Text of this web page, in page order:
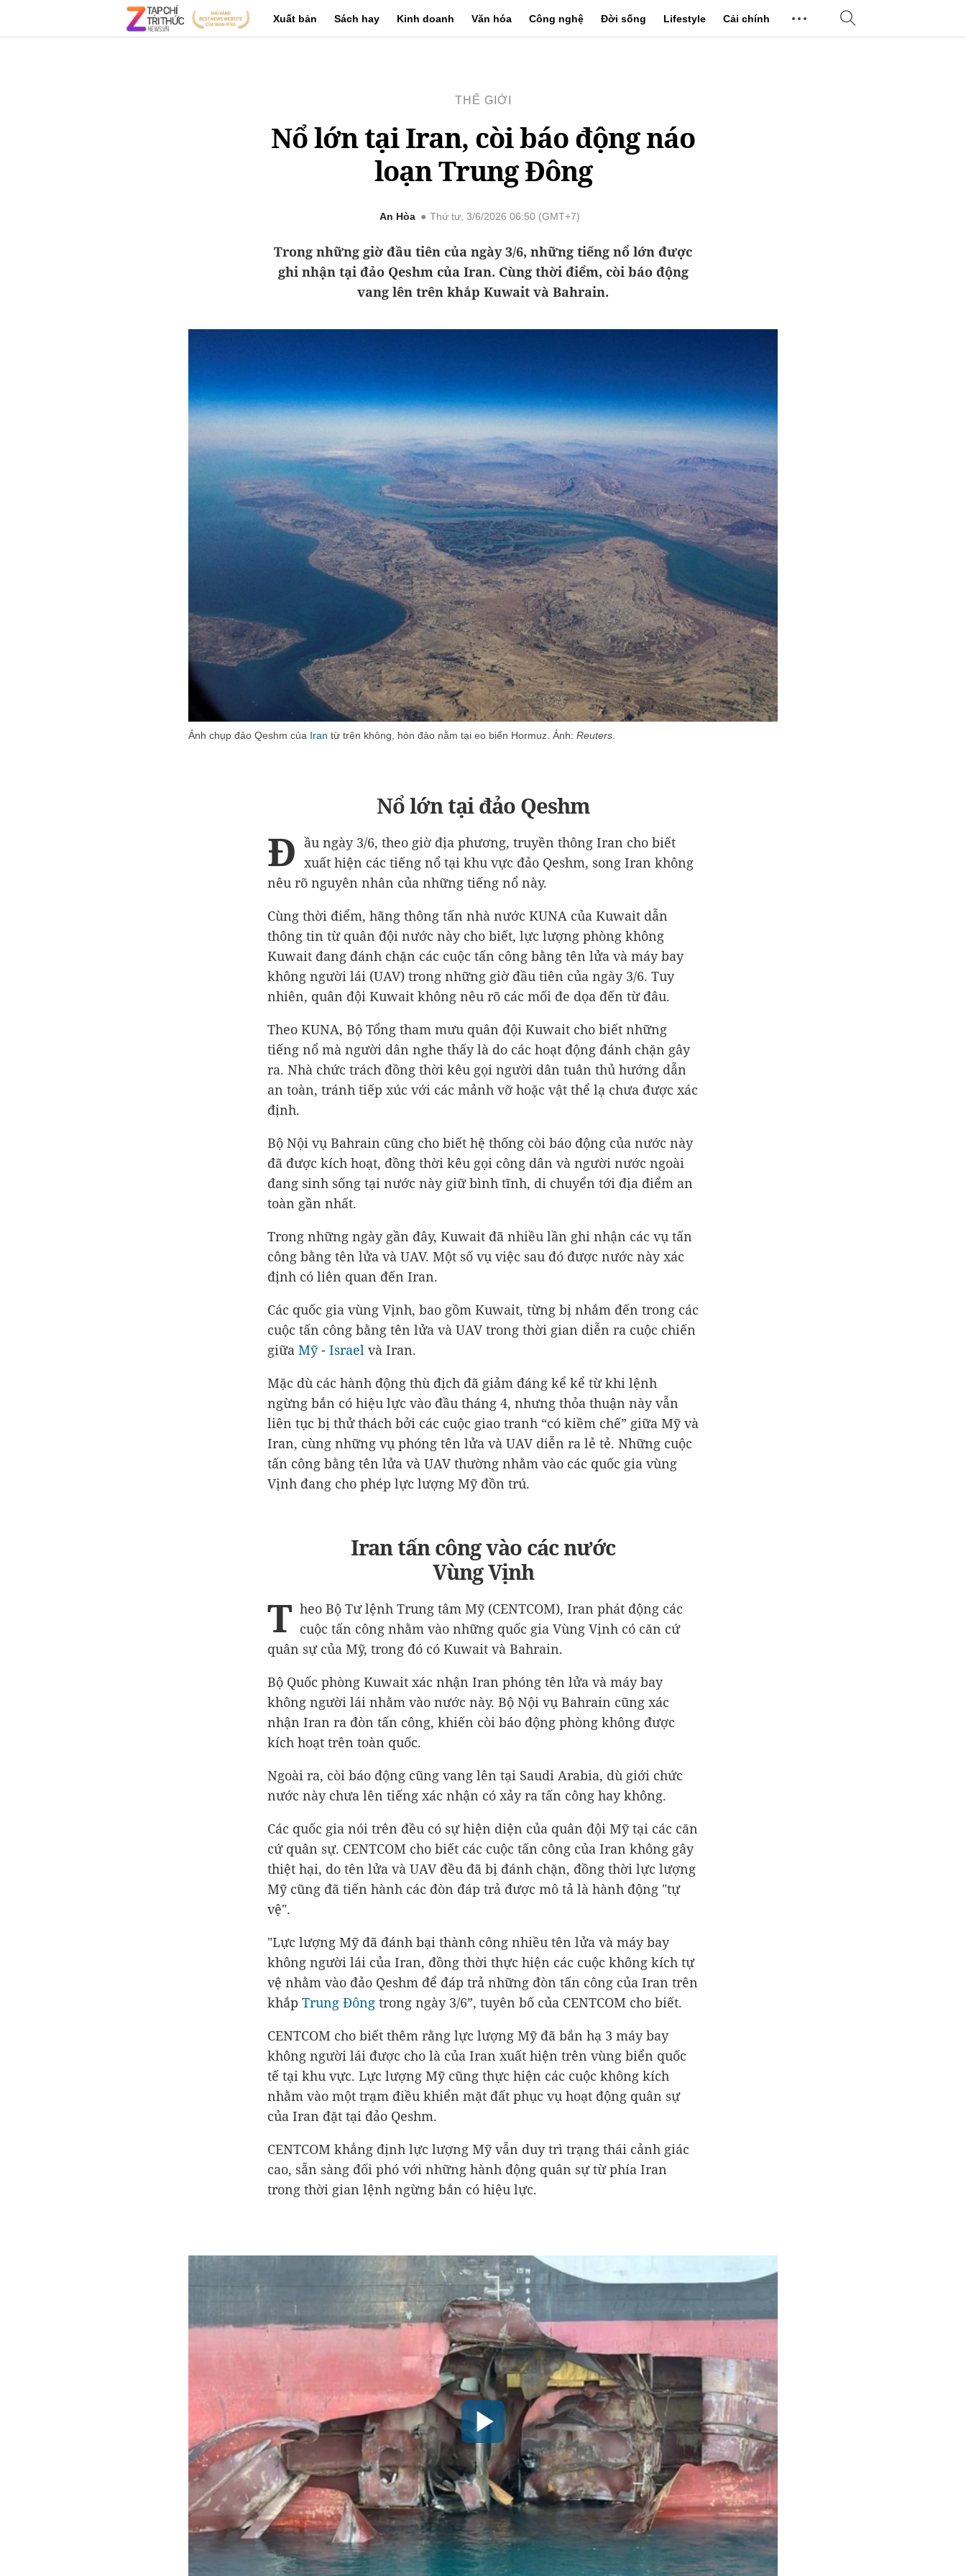
Xuất bản Sách hay Kinh doanh Văn hóa Công nghệ Đời sống Lifestyle Cải chính
THẾ GIỚI
Nổ lớn tại Iran, còi báo động náo
loạn Trung Đông
An Hòa Thứ tư, 3/6/2026 06:50 (GMT+7)
Trong những giờ đầu tiên của ngày 3/6, những tiếng nổ lớn được
ghi nhận tại đảo Qeshm của Iran. Cùng thời điểm, còi báo động
vang lên trên khắp Kuwait và Bahrain.
Ảnh chụp đảo Qeshm của Iran từ trên không, hòn đảo nằm tại eo biển Hormuz. Ảnh: Reuters
Nổ lớn tại đảo Qeshm
Đ ầu ngày 3/6, theo giờ địa phương, truyền thông Iran cho biết
xuất hiện các tiếng nổ tại khu vực đảo Qeshm, song Iran không
nêu rõ nguyên nhân của những tiếng nổ này.
Cùng thời điểm, hãng thông tấn nhà nước KUNA của Kuwait dẫn
thông tin từ quân đội nước này cho biết, lực lượng phòng không
Kuwait đang đánh chặn các cuộc tấn công bằng tên lửa và máy bay
không người lái (UAV) trong những giờ đầu tiên của ngày 3/6. Tuy
nhiên, quân đội Kuwait không nêu rõ các mối đe dọa đến từ đâu.
Theo KUNA, Bộ Tổng tham mưu quân đội Kuwait cho biết những
tiếng nổ mà người dân nghe thấy là do các hoạt động đánh chặn gây
ra. Nhà chức trách đồng thời kêu gọi người dân tuân thủ hướng dẫn
an toàn, tránh tiếp xúc với các mảnh vỡ hoặc vật thể lạ chưa được xác
định.
Bộ Nội vụ Bahrain cũng cho biết hệ thống còi báo động của nước này
đã được kích hoạt, đồng thời kêu gọi công dân và người nước ngoài
đang sinh sống tại nước này giữ bình tĩnh, di chuyển tới địa điểm an
toàn gần nhất.
Trong những ngày gần đây, Kuwait đã nhiều lần ghi nhận các vụ tấn
công bằng tên lửa và UAV. Một số vụ việc sau đó được nước này xác
định có liên quan đến Iran.
Các quốc gia vùng Vịnh, bao gồm Kuwait, từng bị nhắm đến trong các
cuộc tấn công bằng tên lửa và UAV trong thời gian diễn ra cuộc chiến
giữa Mỹ- Israel và Iran.
Mặc dù các hành động thù địch đã giảm đáng kể kể từ khi lệnh
ngừng bắn có hiệu lực vào đầu tháng 4, nhưng thỏa thuận này vẫn
liên tục bị thử thách bởi các cuộc giao tranh “có kiềm chế” giữa Mỹ và
Iran, cùng những vụ phóng tên lửa và UAV diễn ra lẻ tẻ. Những cuộc
tấn công bằng tên lửa và UAV thường nhằm vào các quốc gia vùng
Vịnh đang cho phép lực lượng Mỹ đồn trú.
Iran tấn công vào các nước
Vùng Vịnh
T heo Bộ Tư lệnh Trung tâm Mỹ (CENTCOM), Iran phát động các
cuộc tấn công nhằm vào những quốc gia Vùng Vịnh có căn cứ
quân sự của Mỹ, trong đó có Kuwait và Bahrain.
Bộ Quốc phòng Kuwait xác nhận Iran phóng tên lửa và máy bay
không người lái nhằm vào nước này. Bộ Nội vụ Bahrain cũng xác
nhận Iran ra đòn tấn công, khiến còi báo động phòng không được
kích hoạt trên toàn quốc.
Ngoài ra, còi báo động cũng vang lên tại Saudi Arabia, dù giới chức
nước này chưa lên tiếng xác nhận có xảy ra tấn công hay không.
Các quốc gia nói trên đều có sự hiện diện của quân đội Mỹ tại các căn
cứ quân sự. CENTCOM cho biết các cuộc tấn công của Iran không gây
thiệt hại, do tên lửa và UAV đều đã bị đánh chặn, đồng thời lực lượng
Mỹ cũng đã tiến hành các đòn đáp trả được mô tả là hành động "tự
vệ".
"Lực lượng Mỹ đã đánh bại thành công nhiều tên lửa và máy bay
không người lái của Iran, đồng thời thực hiện các cuộc không kích tự
vệ nhằm vào đảo Qeshm để đáp trả những đòn tấn công của Iran trên
khắp Trung Đông trong ngày 3/6”, tuyên bố của CENTCOM cho biết.
CENTCOM cho biết thêm rằng lực lượng Mỹ đã bắn hạ 3 máy bay
không người lái được cho là của Iran xuất hiện trên vùng biển quốc
tế tại khu vực. Lực lượng Mỹ cũng thực hiện các cuộc không kích
nhằm vào một trạm điều khiển mặt đất phục vụ hoạt động quân sự
của Iran đặt tại đảo Qeshm.
CENTCOM khẳng định lực lượng Mỹ vẫn duy trì trạng thái cảnh giác
cao, sẵn sàng đối phó với những hành động quân sự từ phía Iran
trong thời gian lệnh ngừng bắn có hiệu lực.